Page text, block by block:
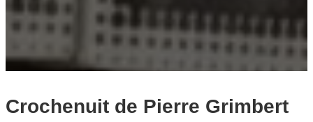
c
Crochenuit de Pierre Grimbert